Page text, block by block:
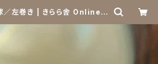
／左巻き | きらら舎 Online S